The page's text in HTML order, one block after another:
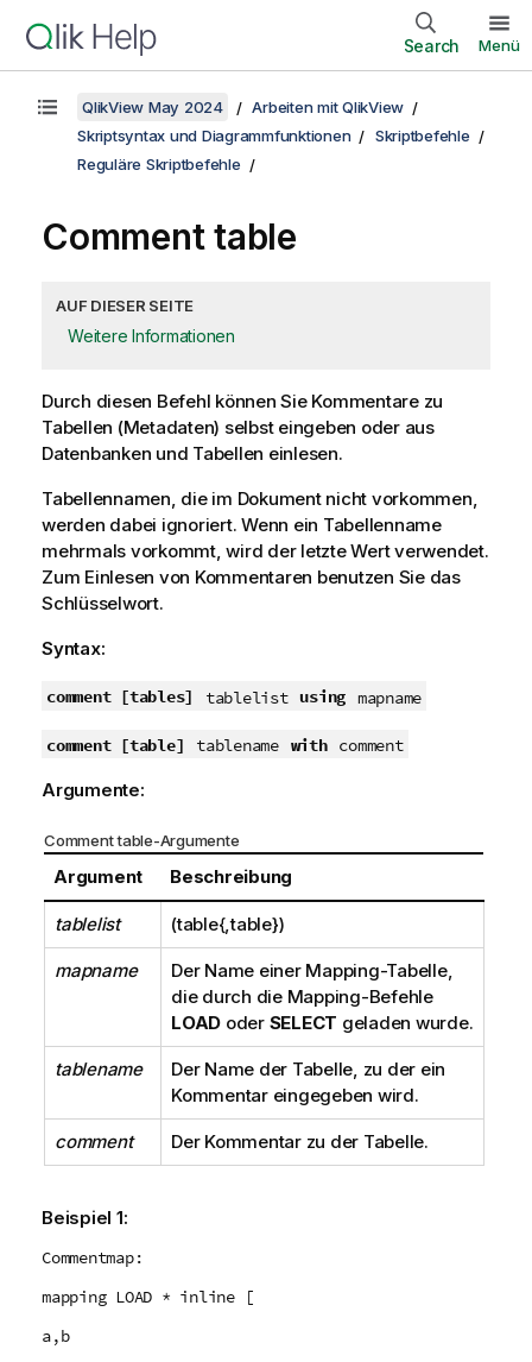
Search Menü
QlikView May 2024
Arbeiten mit QlikView
Skriptsyntax und Diagrammfunktionen
Skriptbefehle
Reguläre Skriptbefehle
Comment table
AUF DIESER SEITE
Weitere Informationen
Durch diesen Befehl können Sie Kommentare zu
Tabellen (Metadaten) selbst eingeben oder aus
Datenbanken und Tabellen einlesen.
Tabellennamen, die im Dokument nicht vorkommen,
werden dabei ignoriert. Wenn ein Tabellenname
mehrmals vorkommt, wird der letzte Wert verwendet.
Zum Einlesen von Kommentaren benutzen Sie das
Schlüsselwort.
Syntax:
comment [tables] tablelist using mapname
comment [table] tablename with comment
Argumente:
Comment table-Argumente
Argument Beschreibung
tablelist (table{,table})
mapname
Der Name einer Mapping-Tabelle,
die durch die Mapping-Befehle
LOAD oder SELECT geladen wurde.
tablename
Der Name der Tabelle, zu der ein
Kommentar eingegeben wird.
comment Der Kommentar zu der Tabelle.
Beispiel 1:
Commentmap:
mapping LOAD * inline [
a,b